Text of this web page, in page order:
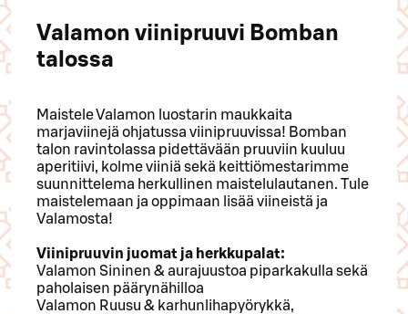
Valamon viinipruuvi Bomban
talossa
Maistele Valamon luostarin maukkaita
marjaviinejä ohjatussa viinipruuvissa! Bomban
talon ravintolassa pidettävään pruuviin kuuluu
aperitiivi, kolme viiniä sekä keittiömestarimme
suunnittelema herkullinen maistelulautanen. Tule
maistelemaan ja oppimaan lisää viineistä ja
Valamosta!
Viinipruuvin juomat ja herkkupalat:
Valamon Sininen & aurajuustoa piparkakulla sekä
paholaisen päärynähilloa
Valamon Ruusu & karhunlihapyörykkä,